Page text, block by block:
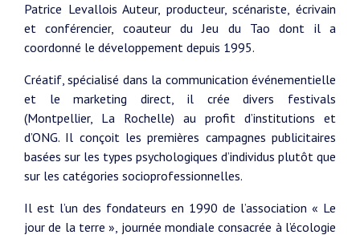
Patrice Levallois Auteur, producteur, scénariste, écrivain
et conférencier, coauteur du Jeu du Tao dont il a
coordonné le développement depuis 1995.
Créatif, spécialisé dans la communication événementielle
et le marketing direct, il crée divers festivals
(Montpellier, La Rochelle) au profit d’institutions et
d’ONG. Il conçoit les premières campagnes publicitaires
basées sur les types psychologiques d’individus plutôt que
sur les catégories socioprofessionnelles.
Il est l’un des fondateurs en 1990 de l’association « Le
jour de la terre », journée mondiale consacrée à l’écologie